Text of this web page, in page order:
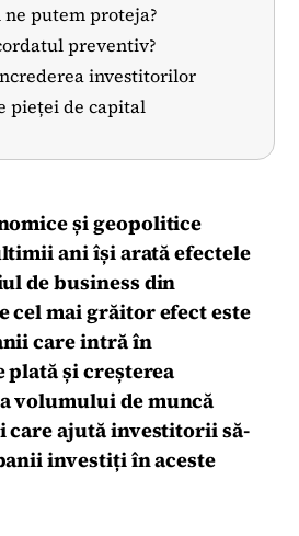
ne putem proteja?
preventiv?
investitorilor
pieței de capital
și geopolitice
ani își arată efectele
de business din
cel mai grăitor efect este
care intră în
plată și creșterea
volumului de muncă
care ajută investitorii să-
investiți în aceste